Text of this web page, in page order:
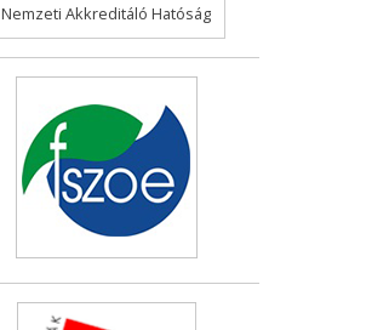
Nemzeti Akkreditáló Hatóság